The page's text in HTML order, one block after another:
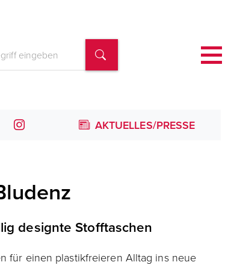
AKTUELLES/PRESSE
designte Stofftaschen
für einen plastikfreieren Alltag ins neue